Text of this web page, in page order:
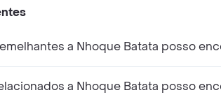
a Nhoque Batata posso
a Nhoque Batata posso